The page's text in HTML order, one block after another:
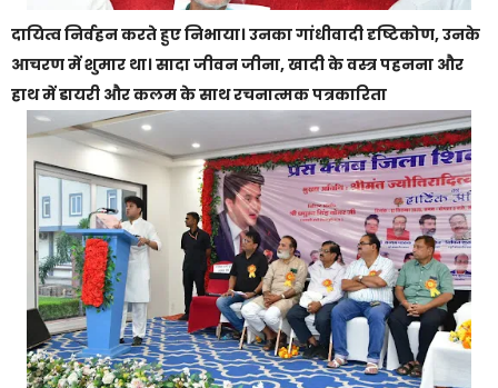
दायित्व निर्वहन करते हुए निभाया। उनका गांधीवादी दृष्टिकोण, उनके
आचरण में शुमार था। सादा जीवन जीना, खादी के वस्त्र पहनना और
हाथ में डायरी और कलम के साथ रचनात्मक पत्रकारिता